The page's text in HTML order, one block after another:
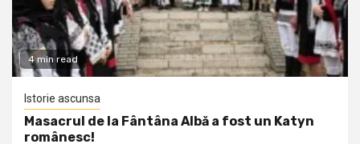
4 min read
Istorie ascunsa
Masacrul de la Fântâna Albă a fost un Katyn
românesc!